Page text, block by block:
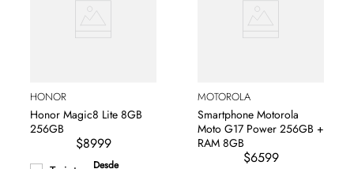
HONOR
Honor Magic8 Lite 8GB
256GB
$8999
Desde
MOTOROLA
Smartphone Motorola
Moto G17 Power 256GB +
RAM 8GB
$6599